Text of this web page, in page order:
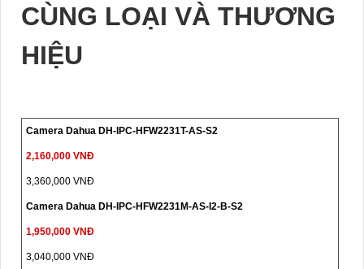
CÙNG LOẠI VÀ THƯƠNG
HIỆU
Camera Dahua DH-IPC-HFW2231T-AS-S2
2,160,000 VNĐ
3,360,000 VNĐ
Camera Dahua DH-IPC-HFW2231M-AS-I2-B-S2
1,950,000 VNĐ
3,040,000 VNĐ